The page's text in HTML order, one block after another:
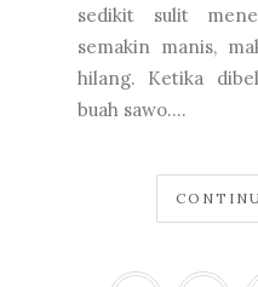
sedikit sulit
semakin manis,
hilang. Ketika
buah sawo....